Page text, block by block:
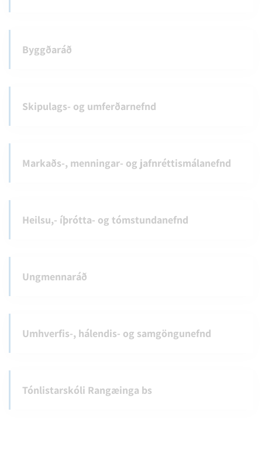
Byggðaráð
Skipulags- og umferðarnefnd
Markaðs-, menningar- og jafnréttismálanefnd
Heilsu,- íþrótta- og tómstundanefnd
Ungmennaráð
Umhverfis-, hálendis- og samgöngunefnd
Tónlistarskóli Rangæinga bs